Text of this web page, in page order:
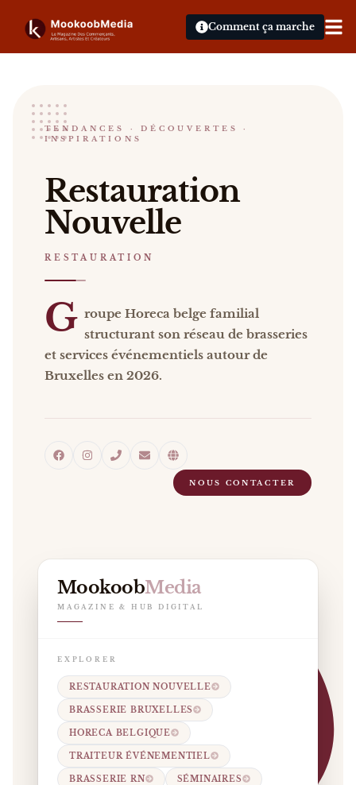
Comment ça marche
Restauration Nouvelle
RESTAURATION
Restauration Nouvelle Groupe Horeca belge
Catalogue :restaurants
TENDANCES · DÉCOUVERTES ·
INSPIRATIONS
Restauration
Nouvelle
RESTAURATION
G roupe Horeca belge familial
structurant son réseau de brasseries
et services événementiels autour de
Bruxelles en 2026.
NOUS CONTACTER
MookoobMedia
MAGAZINE & HUB DIGITAL
EXPLORER
RESTAURATION NOUVELLE
BRASSERIE BRUXELLES
HORECA BELGIQUE
TRAITEUR ÉVÉNEMENTIEL
BRASSERIE RN SÉMINAIRES